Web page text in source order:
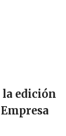
la edición